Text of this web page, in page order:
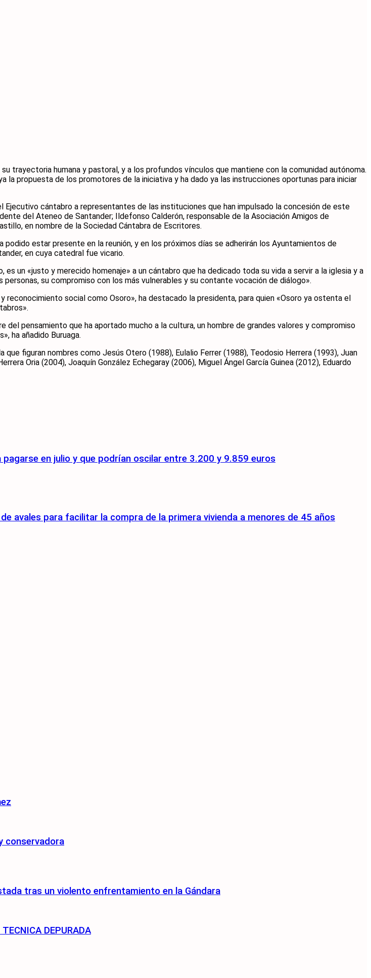
trayectoria humana y pastoral, y a los profundos vínculos que mantiene con la comunidad autónoma.
la propuesta de los promotores de la iniciativa y ha dado ya las instrucciones oportunas para iniciar
Ejecutivo cántabro a representantes de las instituciones que han impulsado la concesión de este
del Ateneo de Santander; Ildefonso Calderón, responsable de la Asociación Amigos de
en nombre de la Sociedad Cántabra de Escritores.
estar presente en la reunión, y en los próximos días se adherirán los Ayuntamientos de
en cuya catedral fue vicario.
un «justo y merecido homenaje» a un cántabro que ha dedicado toda su vida a servir a la iglesia y a
personas, su compromiso con los más vulnerables y su contante vocación de diálogo».
social como Osoro», ha destacado la presidenta, para quien «Osoro ya ostenta el
pensamiento que ha aportado mucho a la cultura, un hombre de grandes valores y compromiso
ha añadido Buruaga.
figuran nombres como Jesús Otero (1988), Eulalio Ferrer (1988), Teodosio Herrera (1993), Juan
Oria (2004), Joaquín González Echegaray (2006), Miguel Ángel García Guinea (2012), Eduardo
en julio y que podrían oscilar entre 3.200 y 9.859 euros
avales para facilitar la compra de la primera vivienda a menores de 45 años
conservadora
tras un violento enfrentamiento en la Gándara
DEPURADA